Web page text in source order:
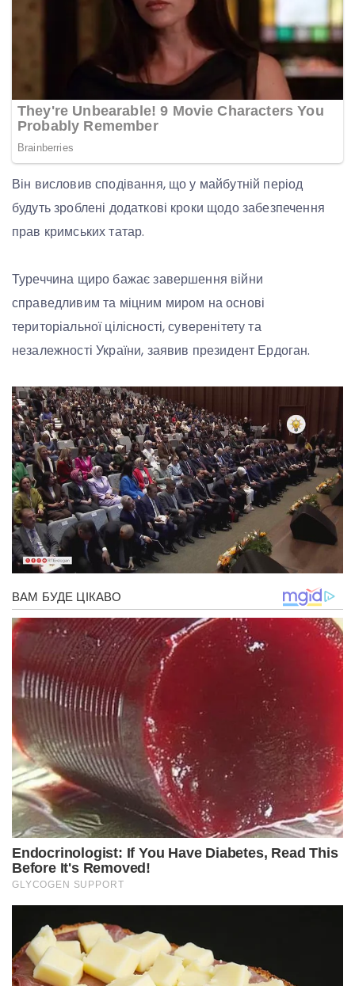
Він висловив сподівання, що у майбутній період
будуть зроблені додаткові кроки щодо забезпечення
прав кримських татар.
Туреччина щиро бажає завершення війни
справедливим та міцним миром на основі
територіальної цілісності, суверенітету та
незалежності України, заявив президент Ердоган.